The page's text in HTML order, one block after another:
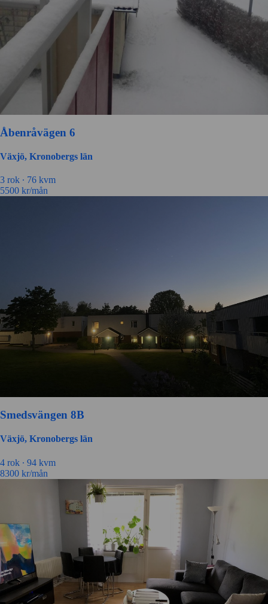
Åbenråvägen 6
Växjö, Kronobergs län
3 rok ∙ 76 kvm
5500 kr/mån
Smedsvängen 8B
Växjö, Kronobergs län
4 rok ∙ 94 kvm
8300 kr/mån